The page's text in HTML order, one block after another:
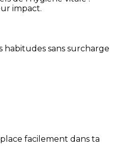
impact.
sans surcharge
facilement dans ta